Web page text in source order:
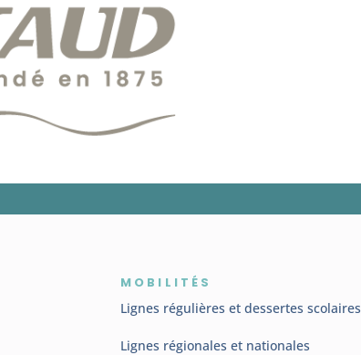
MOBILITÉS
Lignes régulières et dessertes scolaires
Lignes régionales et nationales